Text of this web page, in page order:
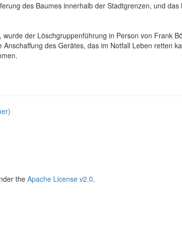
des Baumes innerhalb der Stadtgrenzen, und
der Löschgruppenführung in Person von Frank
des Gerätes, das im Notfall Leben retten
theApache License v2.0.